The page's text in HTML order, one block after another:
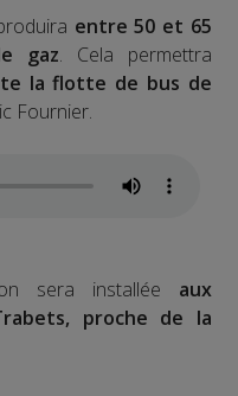
entre 50 et 65
gaz. Cela permettra
la flotte de bus de
Fournier.
sera installée aux
proche de la